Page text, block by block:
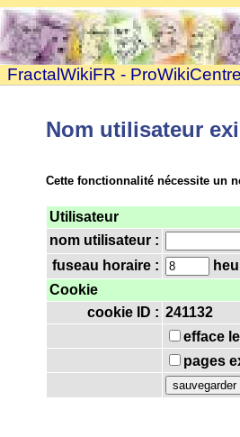
FractalWikiFR -
Nom utilisateur
Cette fonctionnalité nécessite un
Utilisateur
nom utilisateur :
fuseau horaire :
Cookie
cookie ID : 241132
efface
pages